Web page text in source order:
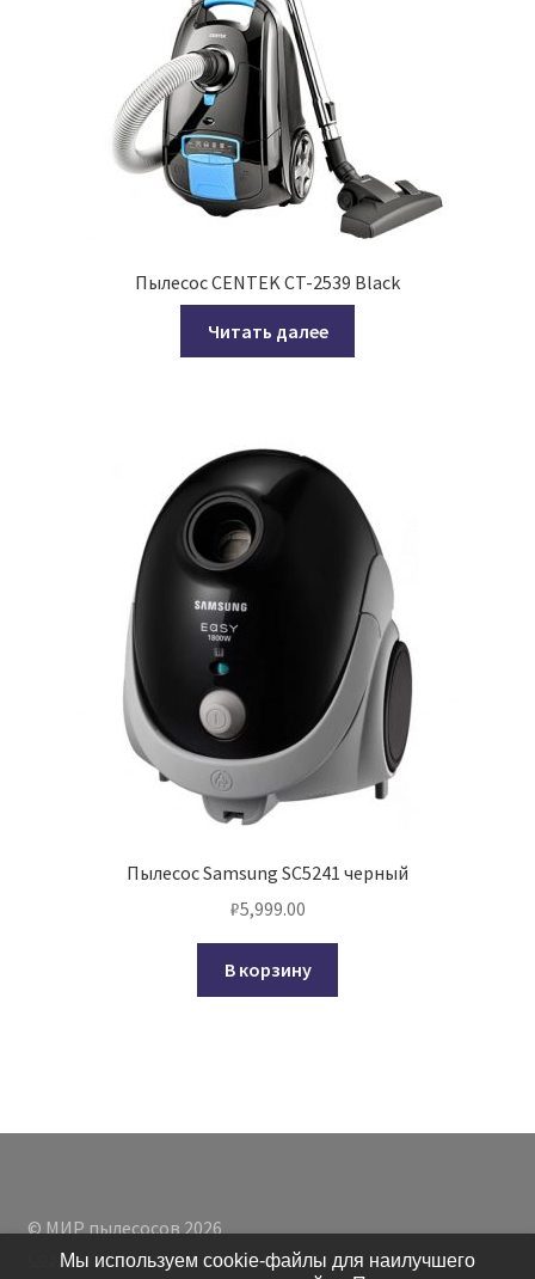
Пылесос CENTEK CT-2539 Black
Читать далее
Пылесос Samsung SC5241 черный
₽5,999.00
В корзину
© МИР пылесосов 2026
Создано с помощью WooCommerce
Мы используем cookie-файлы для наилучшего